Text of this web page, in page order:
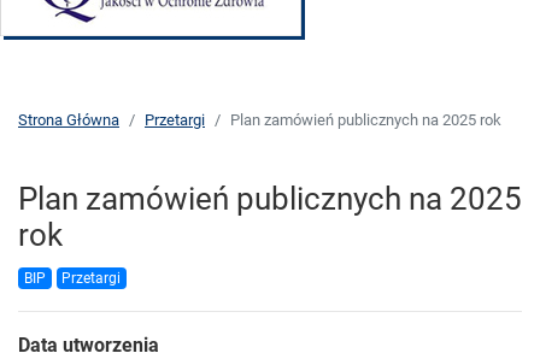
Strona Główna Przetargi Plan zamówień publicznych na 2025 rok
Plan zamówień publicznych na 2025
rok
BIP Przetargi
Data utworzenia